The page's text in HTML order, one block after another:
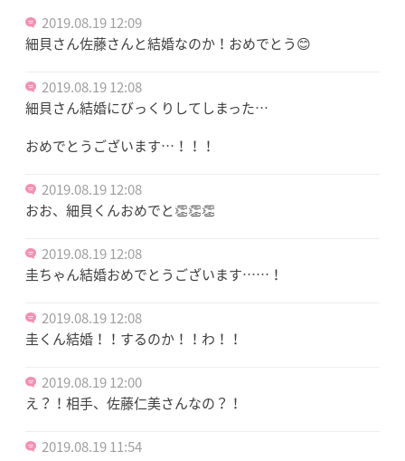
2019.08.19 12:09
細貝さん佐藤さんと結婚なのか！おめでとう😊
2019.08.19 12:08
細貝さん結婚にびっくりしてしまった…
おめでとうございます…！！！
2019.08.19 12:08
おお、細貝くんおめでと👏👏👏
2019.08.19 12:08
圭ちゃん結婚おめでとうございます……！
2019.08.19 12:08
圭くん結婚！！するのか！！わ！！
2019.08.19 12:00
え？！相手、佐藤仁美さんなの？！
2019.08.19 11:54